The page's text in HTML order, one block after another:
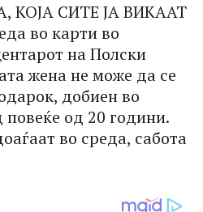
КОЈА СИТЕ ЈА ВИКААТ
во карти во
на Полски
жена не може да се
добиен во
од 20 години.
во среда, сабота